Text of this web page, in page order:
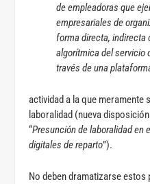
de empleadoras que
empresariales de
forma directa, indirecta
algorítmica del servicio
través de una
actividad a la que meramente
laboralidad (nueva
“Presunción de laboralidad en
digitales de reparto”).
No deben dramatizarse